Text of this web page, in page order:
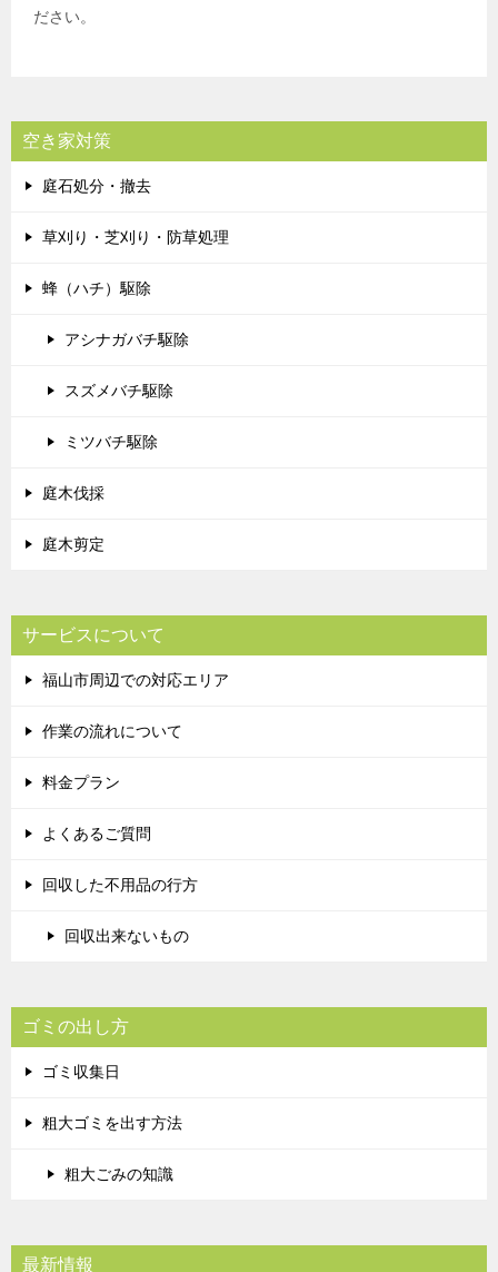
ださい。
空き家対策
庭石処分・撤去
草刈り・芝刈り・防草処理
蜂（ハチ）駆除
アシナガバチ駆除
スズメバチ駆除
ミツバチ駆除
庭木伐採
庭木剪定
サービスについて
福山市周辺での対応エリア
作業の流れについて
料金プラン
よくあるご質問
回収した不用品の行方
回収出来ないもの
ゴミの出し方
ゴミ収集日
粗大ゴミを出す方法
粗大ごみの知識
最新情報